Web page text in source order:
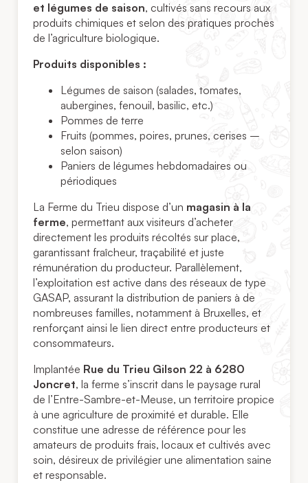
et légumes de saison, cultivés sans recours aux
produits chimiques et selon des pratiques proches
de l’agriculture biologique.
Produits disponibles :
Légumes de saison (salades, tomates,
aubergines, fenouil, basilic, etc.)
Pommes de terre
Fruits (pommes, poires, prunes, cerises –
selon saison)
Paniers de légumes hebdomadaires ou
périodiques
La Ferme du Trieu dispose d’un magasin à la
ferme, permettant aux visiteurs d’acheter
directement les produits récoltés sur place,
garantissant fraîcheur, traçabilité et juste
rémunération du producteur. Parallèlement,
l’exploitation est active dans des réseaux de type
GASAP, assurant la distribution de paniers à de
nombreuses familles, notamment à Bruxelles, et
renforçant ainsi le lien direct entre producteurs et
consommateurs.
Implantée Rue du Trieu Gilson 22 à 6280
Joncret, la ferme s’inscrit dans le paysage rural
de l’Entre-Sambre-et-Meuse, un territoire propice
à une agriculture de proximité et durable. Elle
constitue une adresse de référence pour les
amateurs de produits frais, locaux et cultivés avec
soin, désireux de privilégier une alimentation saine
et responsable.